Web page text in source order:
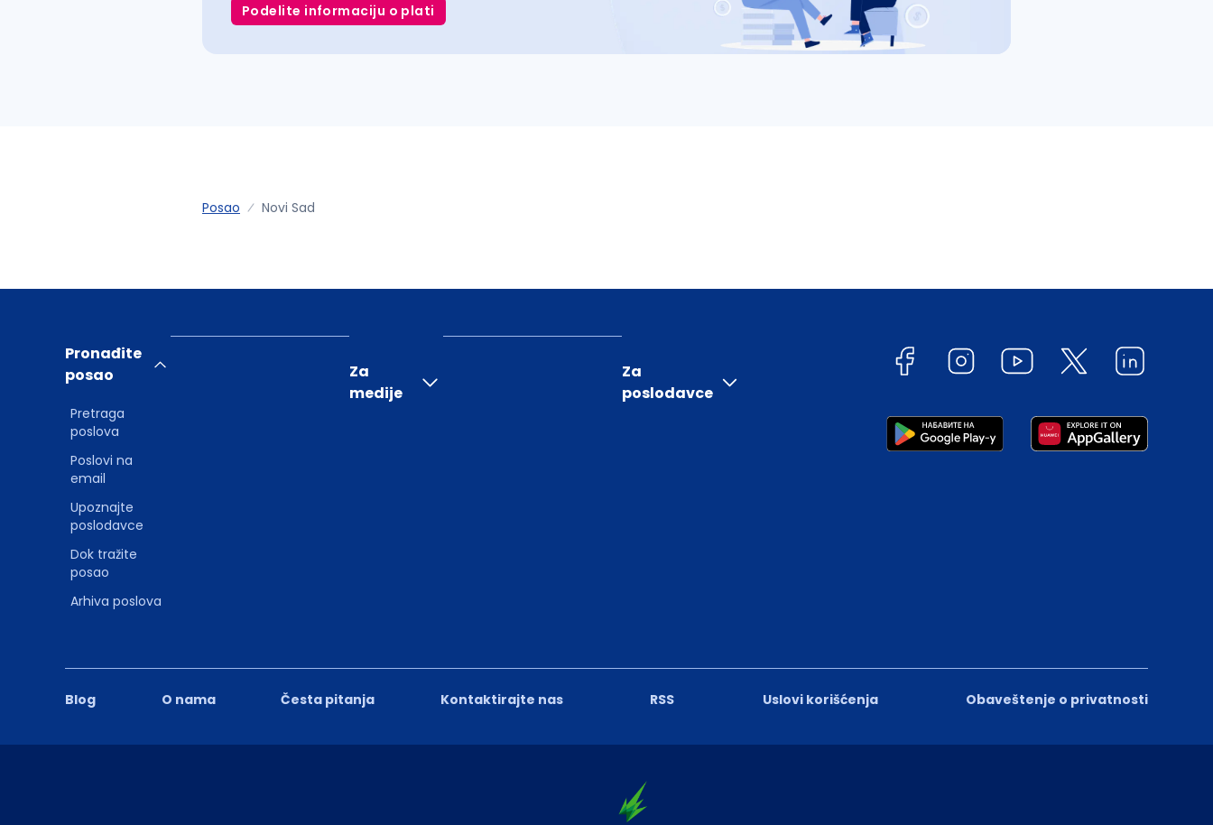
Podelite informaciju o plati
Posao Novi Sad
Blog O nama Česta pitanja Kontaktirajte nas RSS Uslovi korišćenja Obaveštenje o privatnosti
Pronađite
posao
Pretraga
poslova
Poslovi na
email
Upoznajte
poslodavce
Dok tražite
posao
Arhiva poslova
Za
medije
Za
poslodavce